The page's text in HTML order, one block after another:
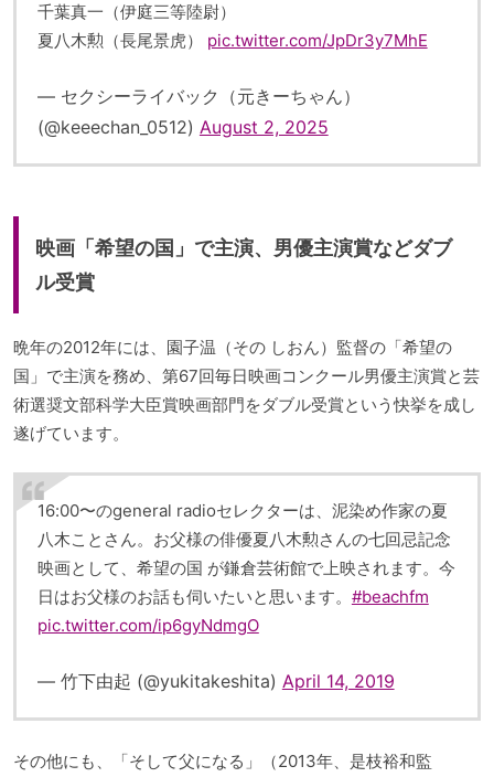
千葉真一（伊庭三等陸尉）
夏八木勲（長尾景虎） pic.twitter.com/JpDr3y7MhE
— セクシーライバック（元きーちゃん）
(@keeechan_0512) August 2, 2025
映画「希望の国」で主演、男優主演賞などダブ
ル受賞
晩年の2012年には、園子温（その しおん）監督の「希望の
国」で主演を務め、第67回毎日映画コンクール男優主演賞と芸
術選奨文部科学大臣賞映画部門をダブル受賞という快挙を成し
遂げています。
16:00〜のgeneral radioセレクターは、泥染め作家の夏
八木ことさん。お父様の俳優夏八木勲さんの七回忌記念
映画として、希望の国 が鎌倉芸術館で上映されます。今
日はお父様のお話も伺いたいと思います。 #beachfm
pic.twitter.com/ip6gyNdmgO
— 竹下由起 (@yukitakeshita) April 14, 2019
その他にも、「そして父になる」（2013年、是枝裕和監